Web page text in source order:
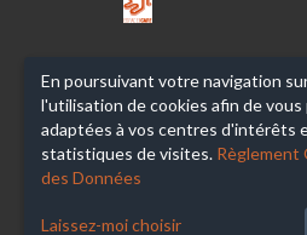
ICARE-
En poursuivant votre navigation
l'utilisation de cookies afin de
adaptées à vos centres d'intérêts
statistiques de visites. Règlement
des Données
Laissez-moi choisir